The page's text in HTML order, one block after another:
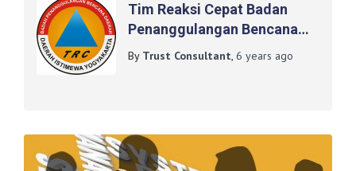
Tim Reaksi Cepat Badan
Penanggulangan Bencana
Daerah (TRC BPBD) Daerah
By Trust Consultant,6 years ago